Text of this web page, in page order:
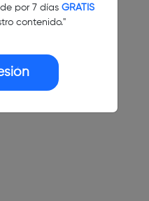
por 7 días GRATIS
contenido."